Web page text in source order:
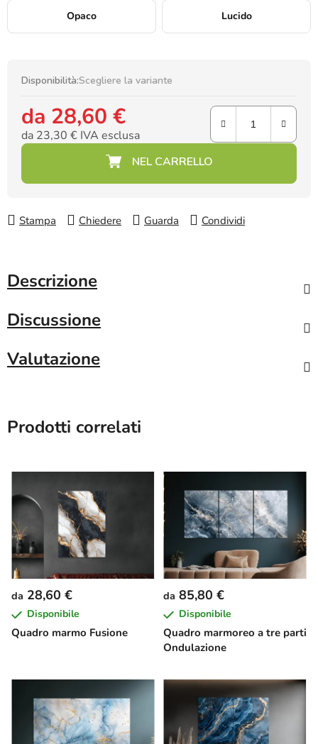
Opaco Lucido
Disponibilità:Scegliere la variante
da 28,60 €
da 23,30 € IVA esclusa
Prezzo della misura:
Stampa Chiedere Guarda Condividi
Descrizione
Discussione
Valutazione
Prodotti correlati
Quadro marmo Fusione
da 28,60 €
Disponibile
Quadro marmoreo a tre parti
Ondulazione
da 85,80 €
Disponibile